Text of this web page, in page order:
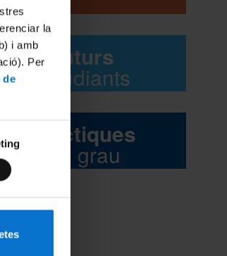
la
i amb
Per
de
Futurs
estudiants
Pràctiques
del grau